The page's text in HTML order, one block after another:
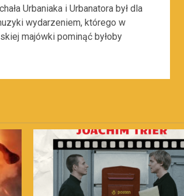
Urbaniaka i Urbanatora był dla
wydarzeniem, którego w
majówki pominąć byłoby